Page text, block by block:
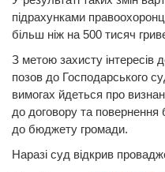
підрахунками
більш ніж на 500 тисяч
З метою захисту інтересів
позов до Господарського
вимогах йдеться про
до договору та повернення
до бюджету громади.
Наразі суд відкрив